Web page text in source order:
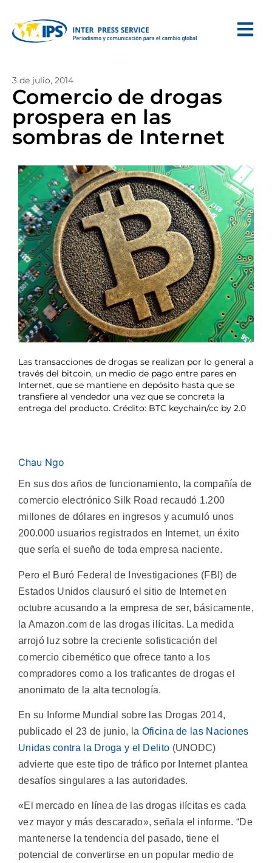
3 de julio, 2014
Comercio de drogas
prospera en las
sombras de Internet
Las transacciones de drogas se realizan por lo general a
través del bitcoin, un medio de pago entre pares en
Internet, que se mantiene en depósito hasta que se
transfiere al vendedor una vez que se concreta la
entrega del producto. Crédito: BTC keychain/cc by 2.0
Chau Ngo
En sus dos años de funcionamiento, la compañía de
comercio electrónico Silk Road recaudó 1.200
millones de dólares en ingresos y acumuló unos
200.000 usuarios registrados en Internet, un éxito
que sería el sueño de toda empresa naciente.
Pero el Buró Federal de Investigaciones (FBI) de
Estados Unidos clausuró el sitio de Internet en
octubre acusando a la empresa de ser, básicamente,
la Amazon.com de las drogas ilícitas. La medida
arrojó luz sobre la creciente sofisticación del
comercio cibernético que ofrece tanto a los
compradores como a los traficantes de drogas el
anonimato de la alta tecnología.
En su Informe Mundial sobre las Drogas 2014,
publicado el 23 de junio, la Oficina de las Naciones
Unidas contra la Droga y el Delito (UNODC)
advierte que este tipo de tráfico por Internet plantea
desafíos singulares a las autoridades.
«El mercado en línea de las drogas ilícitas es cada
vez mayor y más descarado», señala el informe. “De
mantenerse la tendencia del pasado, tiene el
potencial de convertirse en un popular medio de